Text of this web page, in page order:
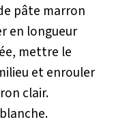
pâte marron
en longueur
mettre le
et enrouler
clair.